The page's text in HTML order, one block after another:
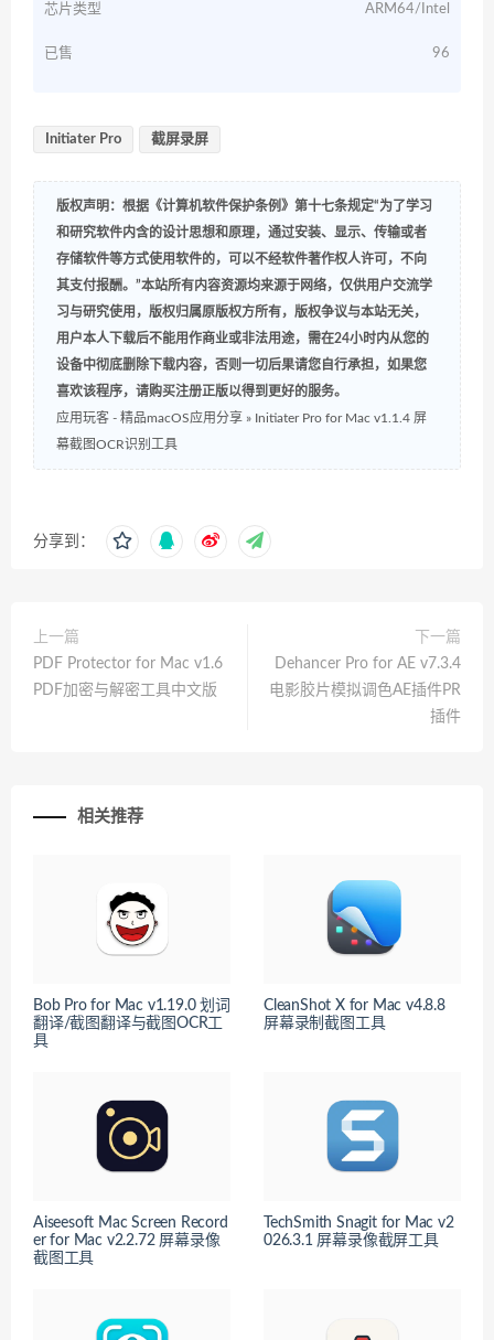
芯片类型 ARM64/Intel
已售 96
Initiater Pro 截屏录屏
版权声明：根据《计算机软件保护条例》第十七条规定“为了学习
和研究软件内含的设计思想和原理，通过安装、显示、传输或者
存储软件等方式使用软件的，可以不经软件著作权人许可，不向
其支付报酬。”本站所有内容资源均来源于网络，仅供用户交流学
习与研究使用，版权归属原版权方所有，版权争议与本站无关，
用户本人下载后不能用作商业或非法用途，需在24小时内从您的
设备中彻底删除下载内容，否则一切后果请您自行承担，如果您
喜欢该程序，请购买注册正版以得到更好的服务。
应用玩客 - 精品macOS应用分享 » Initiater Pro for Mac v1.1.4 屏
幕截图OCR识别工具
分享到：
上一篇
PDF Protector for Mac v1.6
PDF加密与解密工具中文版
下一篇
Dehancer Pro for AE v7.3.4
电影胶片模拟调色AE插件PR
插件
相关推荐
Bob Pro for Mac v1.19.0 划词
翻译/截图翻译与截图OCR工
具
CleanShot X for Mac v4.8.8
屏幕录制截图工具
Aiseesoft Mac Screen Record
er for Mac v2.2.72 屏幕录像
截图工具
TechSmith Snagit for Mac v2
026.3.1 屏幕录像截屏工具